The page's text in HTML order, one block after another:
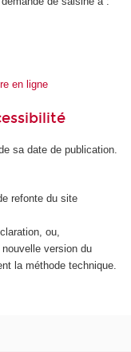
en ligne
sa date de publication.
refonte du site
ou,
version du
la méthode technique.